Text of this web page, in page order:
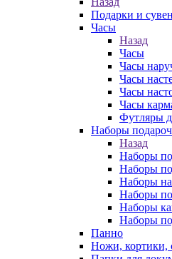
Подарки и
Часы
Назад
Часы
Часы
Часы
Часы
Часы
Футляры
Наборы
Назад
Наборы
Наборы
Наборы
Наборы
Наборы
Наборы
Панно
Ножи, кортики,